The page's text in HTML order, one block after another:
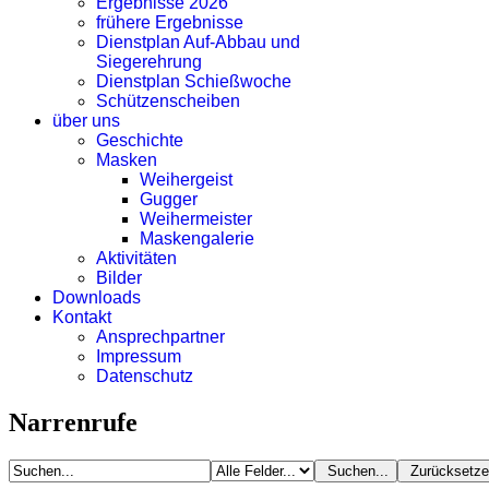
frühere Ergebnisse
Dienstplan Auf-Abbau und
Siegerehrung
Dienstplan Schießwoche
Schützenscheiben
über uns
Geschichte
Masken
Weihergeist
Gugger
Weihermeister
Maskengalerie
Aktivitäten
Bilder
Downloads
Kontakt
Ansprechpartner
Impressum
Datenschutz
Narrenrufe
Suchen...